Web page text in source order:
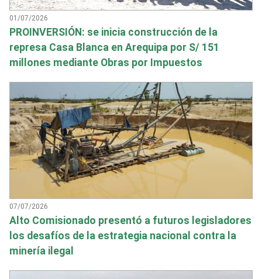
01/07/2026
PROINVERSIÓN: se inicia construcción de la
represa Casa Blanca en Arequipa por S/ 151
millones mediante Obras por Impuestos
07/07/2026
Alto Comisionado presentó a futuros legisladores
los desafíos de la estrategia nacional contra la
minería ilegal